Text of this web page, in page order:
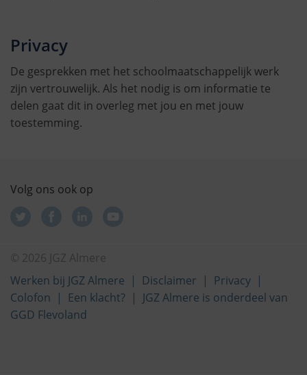
Privacy
De gesprekken met het schoolmaatschappelijk werk
zijn vertrouwelijk. Als het nodig is om informatie te
delen gaat dit in overleg met jou en met jouw
toestemming.
Volg ons ook op
© 2026 JGZ Almere
Werken bij JGZ Almere
Disclaimer
Privacy
Colofon
Een klacht?
JGZ Almere is onderdeel van
GGD Flevoland